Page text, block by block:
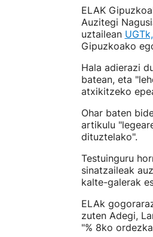
ELAK
Auzitegi
uztailean
Gipuzkoako
Hala adierazi
batean, eta
atxikitzeko
Ohar baten
artikulu
dituztelako".
Testuinguru
sinatzaileak
kalte-galerak
ELAk
zuten Adegi,
"% 8ko